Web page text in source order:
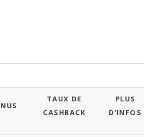
TAUX DE
CASHBACK
PLUS
D’INFOS